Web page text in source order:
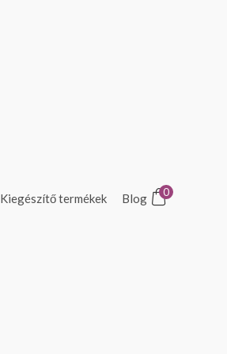
Kiegészítő termékek Blog 0